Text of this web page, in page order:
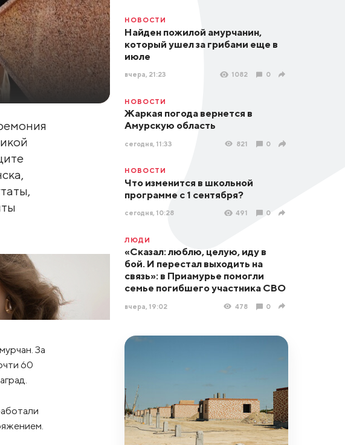
За
60
НОВОСТИ
Найден пожилой амурчанин,
который ушел за грибами еще в
июле
вчера, 21:23 1082 0
НОВОСТИ
Жаркая погода вернется в
Амурскую область
сегодня, 11:33 821 0
НОВОСТИ
Что изменится в школьной
программе с 1 сентября?
сегодня, 10:28 491 0
ЛЮДИ
«Сказал: люблю, целую, иду в
бой. И перестал выходить на
связь»: в Приамурье помогли
семье погибшего участника СВО
вчера, 19:02 478 0